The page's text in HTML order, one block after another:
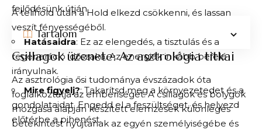
A telihold után a Hold elkezd csökkenni, és lassan
veszít fényességéből.
Hatásaidra: Ez az elengedés, a tisztulás és a
regeneráció időszaka. Az energiák inkább befelé
irányulnak.
Mire figyelj?: Takarítsd meg a környezetedet és a
gondolataidat. Engedd el a feszültséget, és helyezd
előtérbe a pihenést.
fejlődésünk útján.
Tartalom
Csillagok üzenete: Az asztrológia titkai
Az asztrológia ősi tudománya évszázadok óta
foglalkoztatja az emberiséget. A csillagok és bolygók
mozgása alapján készített elemzések különleges
betekintést nyújtanak az egyén személyiségébe és